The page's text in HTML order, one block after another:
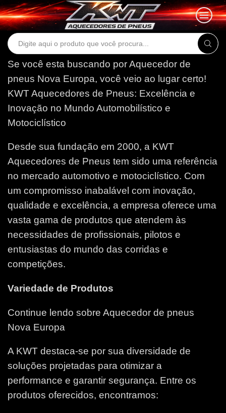
Search
Se você esta buscando por Aquecedor de
pneus Nova Europa, você veio ao lugar certo!
KWT Aquecedores de Pneus: Excelência e
Inovação no Mundo Automobilístico e
Motociclístico
Desde sua fundação em 2000, a KWT
Aquecedores de Pneus tem sido uma referência
no mercado automotivo e motociclístico. Com
um compromisso inabalável com inovação,
qualidade e excelência, a empresa oferece uma
vasta gama de produtos que atendem às
necessidades de profissionais, pilotos e
entusiastas do mundo das corridas e
competições.
Variedade de Produtos
Continue lendo sobre Aquecedor de pneus
Nova Europa
A KWT destaca-se por sua diversidade de
soluções projetadas para otimizar a
performance e garantir segurança. Entre os
produtos oferecidos, encontramos: